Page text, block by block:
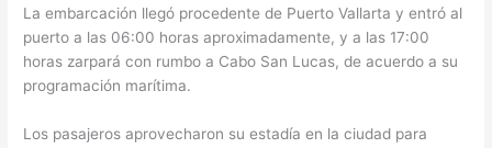
La embarcación llegó procedente de Puerto Vallarta y entró al
puerto a las 06:00 horas aproximadamente, y a las 17:00
horas zarpará con rumbo a Cabo San Lucas, de acuerdo a su
programación marítima.
Los pasajeros aprovecharon su estadía en la ciudad para